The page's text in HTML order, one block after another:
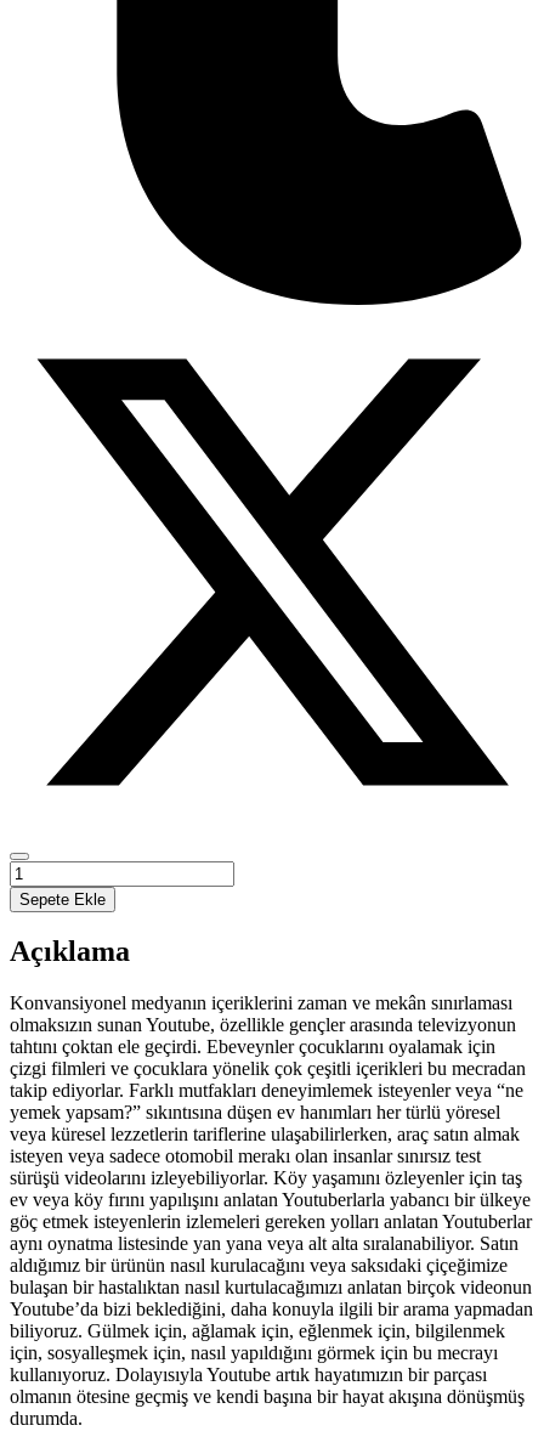
Youtube
Türkiye’de
Kültür
Siyaset
ve
1
adet
Sepete Ekle
Açıklama
Konvansiyonel medyanın içeriklerini zaman ve mekân sınırlaması
olmaksızın sunan Youtube, özellikle gençler arasında televizyonun
tahtını çoktan ele geçirdi. Ebeveynler çocuklarını oyalamak için
çizgi filmleri ve çocuklara yönelik çok çeşitli içerikleri bu mecradan
takip ediyorlar. Farklı mutfakları deneyimlemek isteyenler veya “ne
yemek yapsam?” sıkıntısına düşen ev hanımları her türlü yöresel
veya küresel lezzetlerin tariflerine ulaşabilirlerken, araç satın almak
isteyen veya sadece otomobil merakı olan insanlar sınırsız test
sürüşü videolarını izleyebiliyorlar. Köy yaşamını özleyenler için taş
ev veya köy fırını yapılışını anlatan Youtuberlarla yabancı bir ülkeye
göç etmek isteyenlerin izlemeleri gereken yolları anlatan Youtuberlar
aynı oynatma listesinde yan yana veya alt alta sıralanabiliyor. Satın
aldığımız bir ürünün nasıl kurulacağını veya saksıdaki çiçeğimize
bulaşan bir hastalıktan nasıl kurtulacağımızı anlatan birçok videonun
Youtube’da bizi beklediğini, daha konuyla ilgili bir arama yapmadan
biliyoruz. Gülmek için, ağlamak için, eğlenmek için, bilgilenmek
için, sosyalleşmek için, nasıl yapıldığını görmek için bu mecrayı
kullanıyoruz. Dolayısıyla Youtube artık hayatımızın bir parçası
olmanın ötesine geçmiş ve kendi başına bir hayat akışına dönüşmüş
durumda.